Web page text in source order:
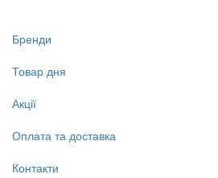
Бренди
Товар дня
Акції
Оплата та доставка
Контакти